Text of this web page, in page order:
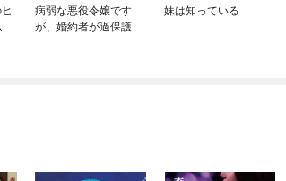
病弱な悪役令嬢です
が、婚約者が過保護す
妹は知っている